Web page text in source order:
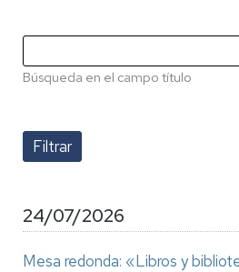
Búsqueda en el campo título
24/07/2026
Mesa redonda: «Libros y